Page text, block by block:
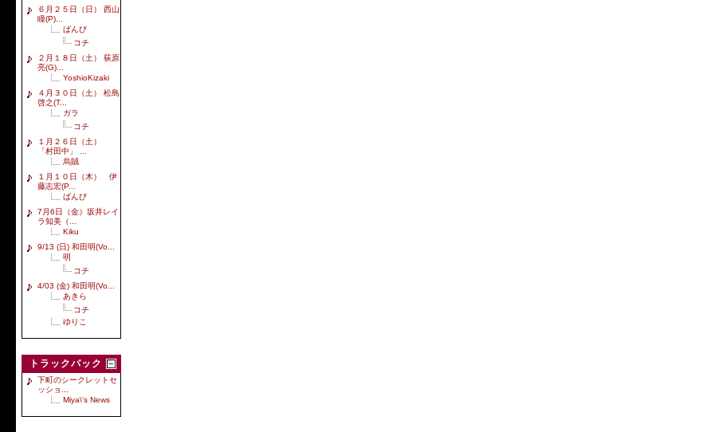
６月２５日（日） 西山
瞳(P)...
ばんび
コチ
２月１８日（土） 荻原
亮(G)...
YoshioKizaki
４月３０日（土） 松島
啓之(T...
ガラ
コチ
１月２６日（土）
「村田中」 ...
烏賊
１月１０日（木） 伊
藤志宏(P...
ばんび
7月6日（金）坂井レイ
ラ知美（...
Kiku
9/13 (日) 和田明(Vo...
明
コチ
4/03 (金) 和田明(Vo...
あきら
コチ
ゆりこ
トラックバック
下町のシークレットセ
ッショ...
Miya\'s News